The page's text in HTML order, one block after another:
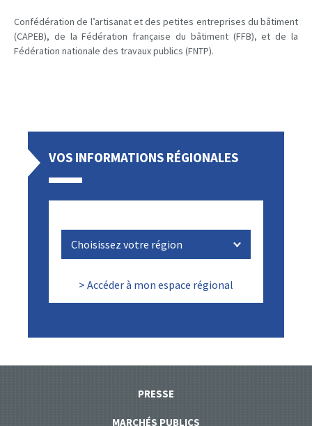
Confédération de l’artisanat et des petites entreprises du bâtiment
(CAPEB), de la Fédération française du bâtiment (FFB), et de la
Fédération nationale des travaux publics (FNTP).
VOS INFORMATIONS RÉGIONALES
> Accéder à mon espace régional
PRESSE
MARCHÉS PUBLICS